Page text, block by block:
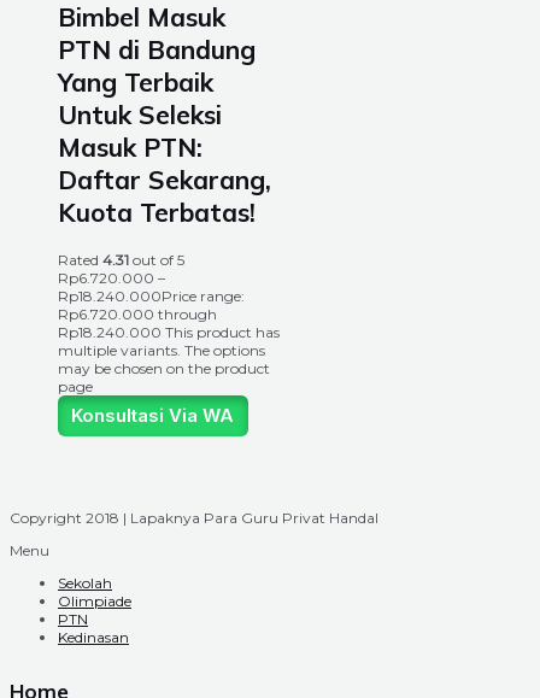
Bimbel Masuk
PTN di Bandung
Yang Terbaik
Untuk Seleksi
Masuk PTN:
Daftar Sekarang,
Kuota Terbatas!
Rated 4.31 out of 5
Rp6.720.000 –
Rp18.240.000Price range:
Rp6.720.000 through
Rp18.240.000 This product has
multiple variants. The options
may be chosen on the product
page
Konsultasi Via WA
Copyright 2018 | Lapaknya Para Guru Privat Handal
Menu
Sekolah
Olimpiade
PTN
Kedinasan
Home